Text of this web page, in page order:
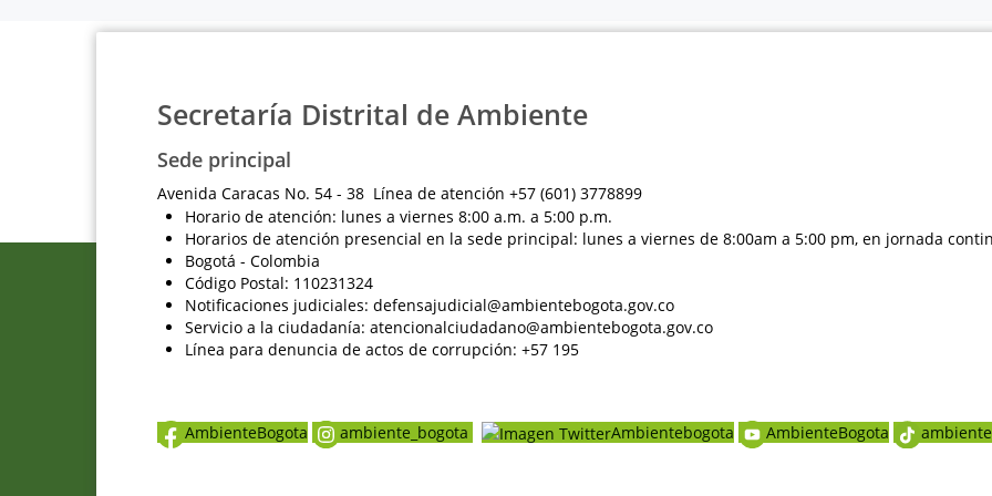
Secretaría Distrital de Ambiente
Sede principal
Avenida Caracas No. 54 - 38 Línea de atención +57 (601) 3778899
Horario de atención: lunes a viernes 8:00 a.m. a 5:00 p.m.
Horarios de atención presencial en la sede principal: lunes a viernes de 8:00am a 5:00 pm, en jornada
Bogotá - Colombia
Código Postal: 110231324
Notificaciones judiciales: defensajudicial@ambientebogota.gov.co
Servicio a la ciudadanía: atencionalciudadano@ambientebogota.gov.co
Línea para denuncia de actos de corrupción: +57 195
AmbienteBogota ambiente_bogota Ambientebogota AmbienteBogota